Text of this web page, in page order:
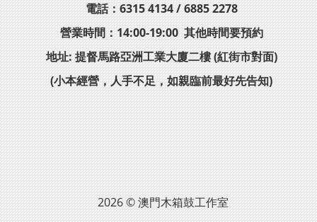
電話：6315 4134 / 6885 2278
營業時間：14:00-19:00 其他時間要預約
地址: 提督馬路亞洲工業大廈二樓 (紅街市對面)
(小本經營，人手不足，如親臨前最好先告知)
2026 © 澳門木箱鼓工作室